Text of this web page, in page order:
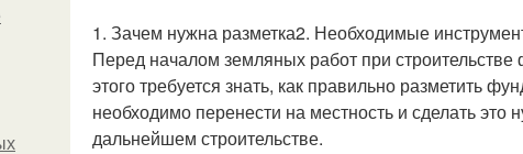
1. Зачем нужна разметка2. Необходимые
Перед началом земляных работ при
этого требуется знать, как правильно разметить
необходимо перенести на местность и сделать
дальнейшем строительстве.